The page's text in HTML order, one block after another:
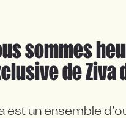
sommes
de Ziva
est un ensemble